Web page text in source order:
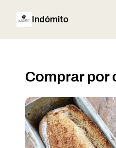
Indómito
Comprar por